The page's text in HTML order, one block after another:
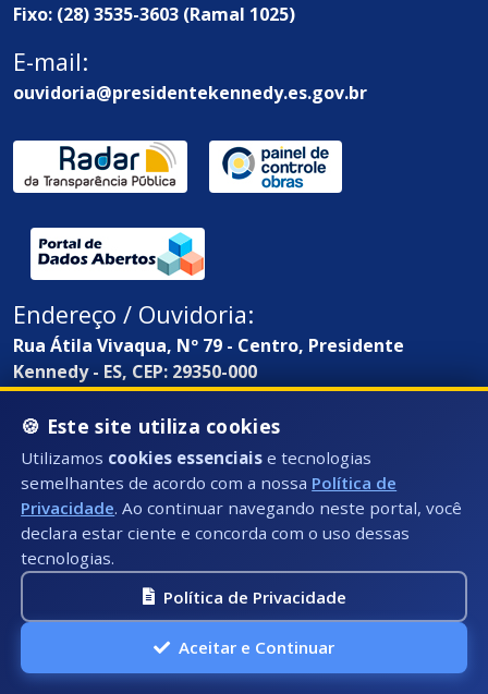
Fixo: (28) 3535-3603 (Ramal 1025)
E-mail:
ouvidoria@presidentekennedy.es.gov.br
Endereço / Ouvidoria:
Rua Átila Vivaqua, Nº 79 - Centro, Presidente
Kennedy - ES, CEP: 29350-000
🍪 Este site utiliza cookies
Utilizamos cookies essenciais e tecnologias
semelhantes de acordo com a nossa Política de
Privacidade. Ao continuar navegando neste portal, você
declara estar ciente e concorda com o uso dessas
tecnologias.
Política de Privacidade
Aceitar e Continuar